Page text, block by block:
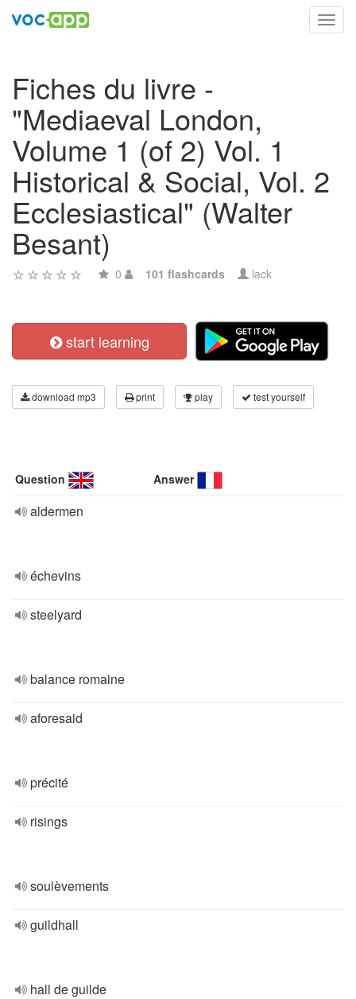
Fiches du livre -
"Mediaeval London,
Volume 1 (of 2) Vol. 1
Historical & Social, Vol. 2
Ecclesiastical" (Walter
Besant)
0 101 flashcards lack
start learning
download mp3 print play test yourself
Question Answer
aldermen
échevins
steelyard
balance romaine
aforesaid
précité
risings
soulèvements
guildhall
hall de guilde